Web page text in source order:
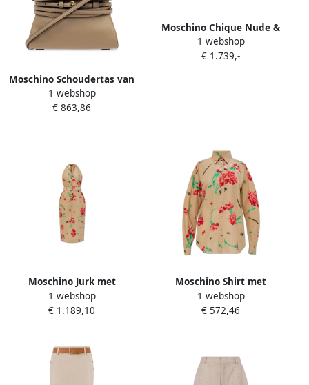
Moschino Schoudertas van
schapenleer met klep Beige
Dames
1 webshop
€ 863,86
Moschino Chique Nude &
Neutrals Rok Beige Dames
1 webshop
€ 1.739,-
Moschino Jurk met
bloemenmotief Beige
Dames
1 webshop
€ 1.189,10
Moschino Shirt met
bloemenmotief Beige
Dames
1 webshop
€ 572,46